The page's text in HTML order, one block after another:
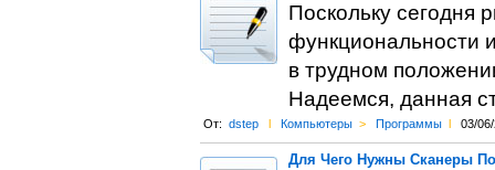
Поскольку сегодня
функциональности
в трудном
Надеемся, данная
От: dstep l Компьютеры > Программы l 03/
Для Чего Нужны Сканеры